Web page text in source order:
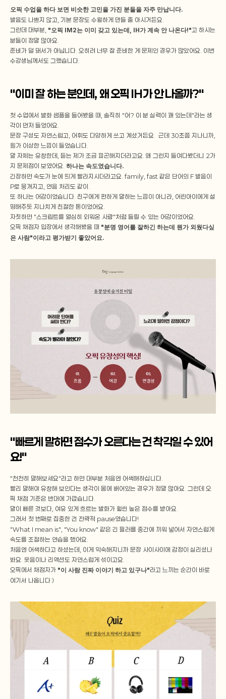
오픽 수업을 하다 보면 비슷한 고민을 가진 분들을 자주 만납니다.
발음도 나쁘지 않고, 기본 문장도 수월하게 만들 줄 아시거든요.
그런데 대부분, "오픽 IM2는 이미 갖고 있는데, IH가 계속 안 나온다!"고 하시는
분들이 정말 많아요.
준비가 덜 돼서가 아닙니다. 오히려 너무 잘 준비한 게 문제인 경우가 많았어요. 이번
수강생님께서도 그랬습니다.
"이미 잘 하는 분인데, 왜 오픽 IH가 안 나올까?"
첫 수업에서 발화 샘플을 들어봤을 때, 솔직히 "어? 이 분 실력이 꽤 있는데"라는 생
각이 먼저 들었어요.
문장 구성도 자연스럽고, 어휘도 다양하게 쓰고 계셨거든요.  근데 30초쯤 지나니까,
뭔가 이상한 느낌이 들었습니다.
말 자체는 유창한데, 듣는 제가 조금 피곤해지더라고요. 왜 그런지 들여다봤더니 2가
지 문제점이 보였어요. 하나는 속도였습니다.
긴장하면 속도가 눈에 띄게 빨라지시더라고요. family, fast 같은 단어의 F 발음이
P로 뭉개지고, 연음 처리도 같이.
또 하나는 어감이었습니다. 친구에게 편하게 말하는 느낌이 아니라, 어린아이에게 설
명해주듯 지나치게 친절한 톤이었어요.
자칫하면 "스크립트를 열심히 외워온 사람"처럼 들릴 수 있는 어감이었어요.
오픽 채점자 입장에서 생각해봤을 때 "분명 영어를 잘하긴 하는데 뭔가 외웠다싶
은 사람"이라고 평가받기 좋았어요.
"빠르게 말하면 점수가 오른다는 건 착각일 수 있어
요!"
"천천히 말해보세요"라고 하면 대부분 처음엔 어색해하십니다.
빨리 말해야 유창해 보인다는 생각이 몸에 배어있는 경우가 정말 많아요. 그런데 오
픽 채점 기준은 반대에 가깝습니다.
말이 빠른 것보다, 여유 있게 흐르는 발화가 훨씬 높은 점수를 받아요.
그래서 첫 번째로 집중한 건 전략적 pause였습니다!
"What I mean is", "You know" 같은 긴 필러를 중간에 끼워 넣어서 자연스럽게
속도를 조절하는 연습을 했어요.
처음엔 어색하다고 하셨는데, 이게 익숙해지니까 문장 사이사이에 감정이 실리셨나
봐요. 웃음이나 리액션도 자연스럽게 섞이고요.
오픽에서 채점자가 "이 사람 진짜 이야기 하고 있구나"라고 느끼는 순간이 바로
여기서 나옵니다:)